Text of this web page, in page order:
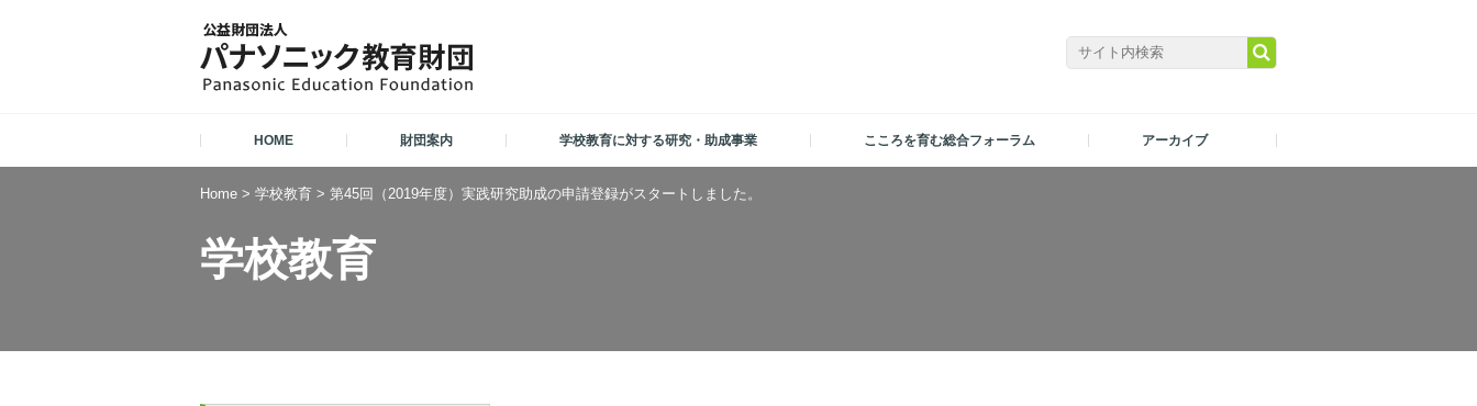
HOME 財団案内 学校教育に対する研究・助成事業 こころを育む総合フォーラム アーカイブ
Home > 学校教育 > 第45回（2019年度）実践研究助成の申請登録がスタートしました。
学校教育